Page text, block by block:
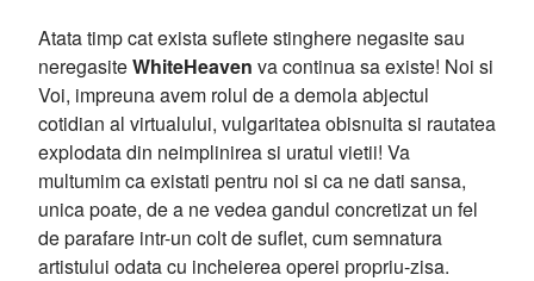
Atata timp cat exista suflete stinghere negasite sau
neregasiteWhiteHeaven va continua sa existe! Noi si
Voi, impreuna avem rolul de a demola abjectul
cotidian al virtualului, vulgaritatea obisnuita si rautatea
explodata din neimplinirea si uratul vietii! Va
multumim ca existati pentru noi si ca ne dati sansa,
unica poate, de a ne vedea gandul concretizat un fel
de parafare intr-un colt de suflet, cum semnatura
artistului odata cu incheierea operei propriu-zisa.